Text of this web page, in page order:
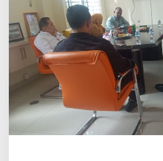
c
u
r
i
t
y
r
K
e
l